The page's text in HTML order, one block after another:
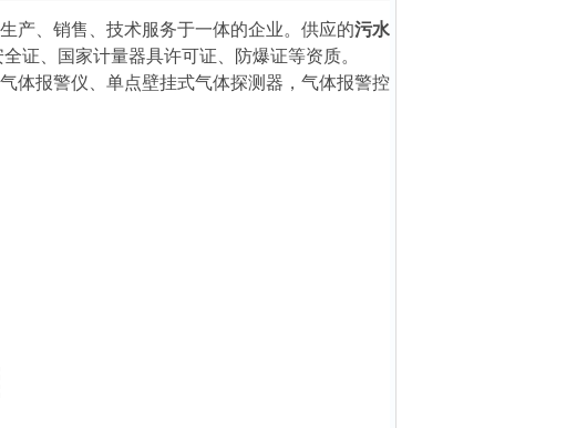
产、销售、技术服务于一体的企业。供应的污水
证、国家计量器具许可证、防爆证等资质。
体报警仪、单点壁挂式气体探测器，气体报警控